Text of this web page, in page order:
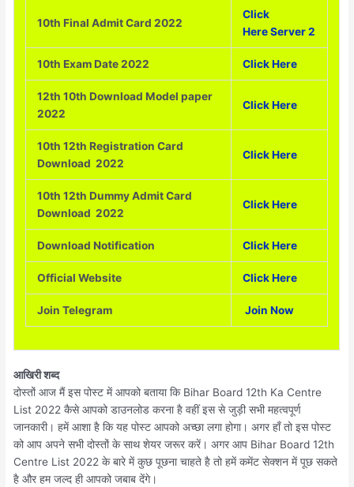
10th Final Admit Card 2022
Click
Here Server 2
10th Exam Date 2022 Click Here
12th 10th Download Model paper
2022
Click Here
10th 12th Registration Card
Download 2022
Click Here
10th 12th Dummy Admit Card
Download 2022
Click Here
Download Notification Click Here
Official Website Click Here
Join Telegram Join Now
आखिरी शब्द
दोस्तों आज मैं इस पोस्ट में आपको बताया कि Bihar Board 12th Ka Centre
List 2022 कैसे आपको डाउनलोड करना है वहीं इस से जुड़ी सभी महत्वपूर्ण
जानकारी। हमें आशा है कि यह पोस्ट आपको अच्छा लगा होगा। अगर हाँ तो इस पोस्ट
को आप अपने सभी दोस्तों के साथ शेयर जरूर करें। अगर आप Bihar Board 12th
Centre List 2022 के बारे में कुछ पूछना चाहते है तो हमें कमेंट सेक्शन में पूछ सकते
है और हम जल्द ही आपको जबाब देंगे।